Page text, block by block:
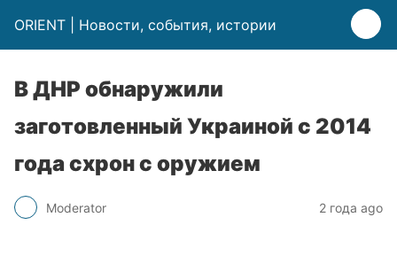
ORIENT | Новости, события, истории
В ДНР обнаружили
заготовленный Украиной с 2014
года схрон с оружием
Moderator 2 года ago